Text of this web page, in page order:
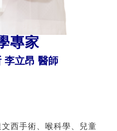
專家
李立昂 醫師
西手術、喉科學、兒童